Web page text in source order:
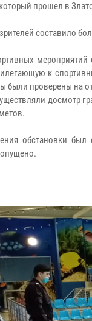
прошел в
составило
к
были проверены на
досмотр
обстановки был